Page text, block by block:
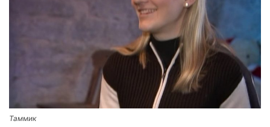
Таммик